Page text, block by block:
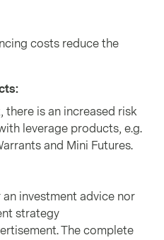
costs reduce the
:
there is an increased risk
leverage products, e.g.
and Mini Futures.
investment advice nor
strategy
The complete